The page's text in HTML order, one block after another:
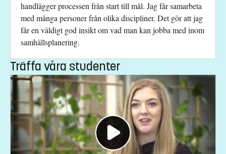
handlägger processen från start till mål. Jag får samarbeta
med många personer från olika discipliner. Det gör att jag
får en väldigt god insikt om vad man kan jobba med inom
samhällsplanering.
Träffa våra studenter